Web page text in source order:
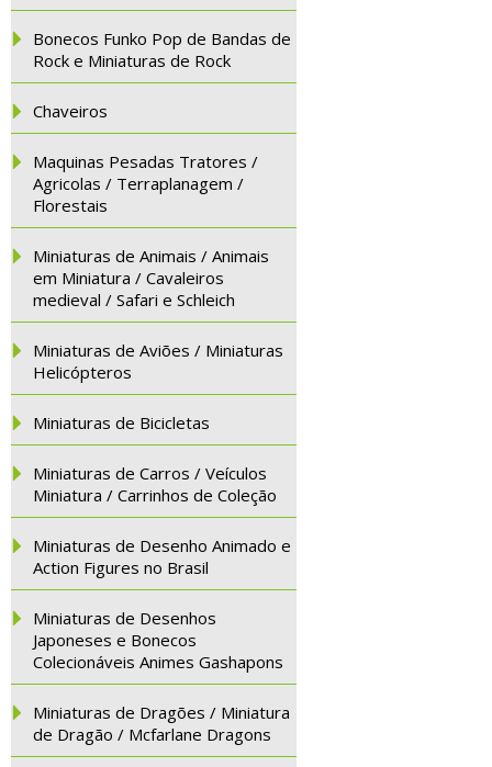
Bonecos Funko Pop de Bandas de
Rock e Miniaturas de Rock
Chaveiros
Maquinas Pesadas Tratores /
Agricolas / Terraplanagem /
Florestais
Miniaturas de Animais / Animais
em Miniatura / Cavaleiros
medieval / Safari e Schleich
Miniaturas de Aviões / Miniaturas
Helicópteros
Miniaturas de Bicicletas
Miniaturas de Carros / Veículos
Miniatura / Carrinhos de Coleção
Miniaturas de Desenho Animado e
Action Figures no Brasil
Miniaturas de Desenhos
Japoneses e Bonecos
Colecionáveis Animes Gashapons
Miniaturas de Dragões / Miniatura
de Dragão / Mcfarlane Dragons